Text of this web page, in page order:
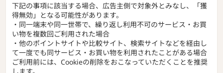
下記の事項に該当する場合、広告主側で対象外とみなし、「獲
得無効」となる可能性があります。
・同一端末や同一世帯で、繰り返し利用不可のサービス・お買
い物を複数回ご利用された場合
・他のポイントサイトや比較サイト、検索サイトなどを経由し
て一度でも同サービス・お買い物を利用されたことがある場合
ご利用前には、Cookieの削除をおこなっていただくことを推奨
します。